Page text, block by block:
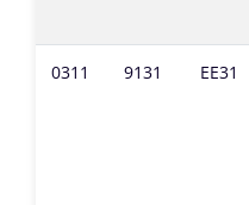
0311 9131 EE31